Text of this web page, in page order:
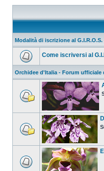
Modalità di iscrizione al G.I.R.O.S.
Come iscriversi al
Orchidee d'Italia - Forum ufficiale